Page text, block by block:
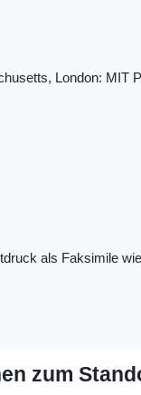
London: MIT
als Faksimile
zum